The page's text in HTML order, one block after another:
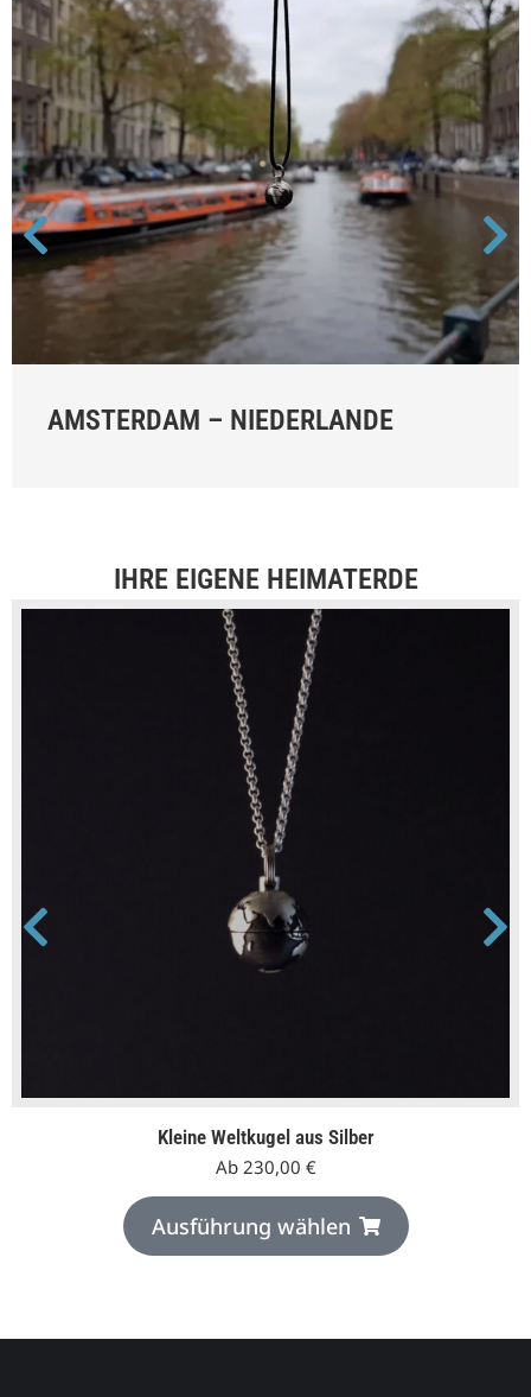
AMSTERDAM – NIEDERLANDE
IHRE EIGENE HEIMATERDE
Kleine Weltkugel aus Silber
Ab 230,00 €
Ausführung wählen